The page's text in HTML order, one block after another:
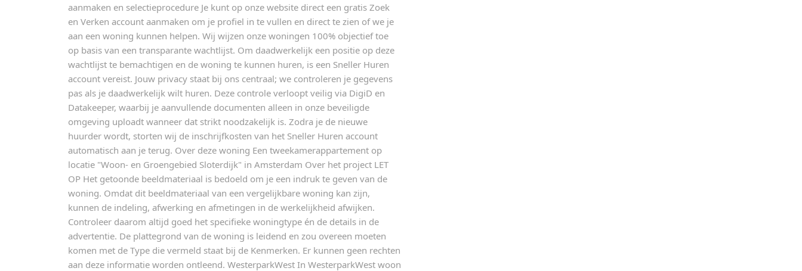
aanmaken en selectieprocedure Je kunt op onze website direct een gratis Zoek
en Verken account aanmaken om je profiel in te vullen en direct te zien of we je
aan een woning kunnen helpen. Wij wijzen onze woningen 100% objectief toe
op basis van een transparante wachtlijst. Om daadwerkelijk een positie op deze
wachtlijst te bemachtigen en de woning te kunnen huren, is een Sneller Huren
account vereist. Jouw privacy staat bij ons centraal; we controleren je gegevens
pas als je daadwerkelijk wilt huren. Deze controle verloopt veilig via DigiD en
Datakeeper, waarbij je aanvullende documenten alleen in onze beveiligde
omgeving uploadt wanneer dat strikt noodzakelijk is. Zodra je de nieuwe
huurder wordt, storten wij de inschrijfkosten van het Sneller Huren account
automatisch aan je terug. Over deze woning Een tweekamerappartement op
locatie "Woon- en Groengebied Sloterdijk" in Amsterdam Over het project LET
OP Het getoonde beeldmateriaal is bedoeld om je een indruk te geven van de
woning. Omdat dit beeldmateriaal van een vergelijkbare woning kan zijn,
kunnen de indeling, afwerking en afmetingen in de werkelijkheid afwijken.
Controleer daarom altijd goed het specifieke woningtype én de details in de
advertentie. De plattegrond van de woning is leidend en zou overeen moeten
komen met de Type die vermeld staat bij de Kenmerken. Er kunnen geen rechten
aan deze informatie worden ontleend. WesterparkWest In WesterparkWest woon